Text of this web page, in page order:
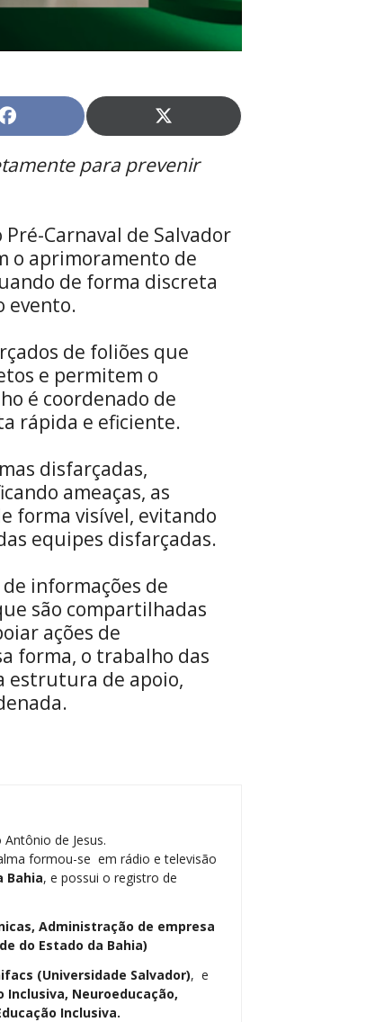
Share
on
Facebook
Share
on
X
(Twitter)
para prevenir
Carnaval de Salvador
o aprimoramento de
de forma discreta
evento.
de foliões que
e permitem o
é coordenado de
rápida e eficiente.
disfarçadas,
ameaças, as
forma visível, evitando
equipes disfarçadas.
informações de
são compartilhadas
ações de
forma, o trabalho das
estrutura de apoio,
de Jesus.
formou-se em rádio e televisão
Bahia, e possui o registro de
Administração de empresa
do Estado da Bahia)
(Universidade Salvador), e
Inclusiva, Neuroeducação,
Inclusiva.